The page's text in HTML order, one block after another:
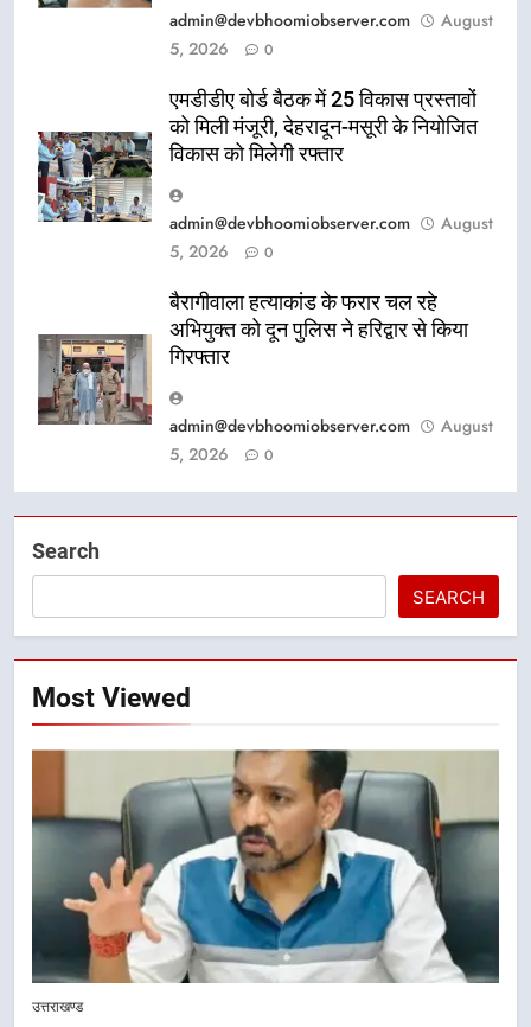
admin@devbhoomiobserver.com
August
5, 2026
0
एमडीडीए बोर्ड बैठक में 25 विकास प्रस्तावों
को मिली मंजूरी, देहरादून-मसूरी के नियोजित
विकास को मिलेगी रफ्तार
admin@devbhoomiobserver.com
August
5, 2026
0
बैरागीवाला हत्याकांड के फरार चल रहे
अभियुक्त को दून पुलिस ने हरिद्वार से किया
गिरफ्तार
admin@devbhoomiobserver.com
August
5, 2026
0
Search
SEARCH
Most Viewed
उत्तराखण्ड